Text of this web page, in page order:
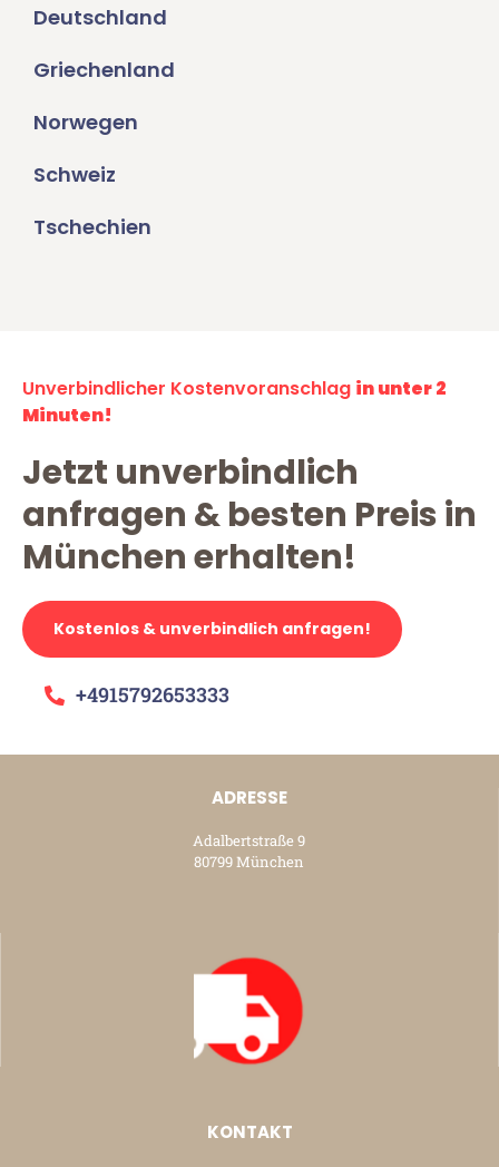
Deutschland
Griechenland
Norwegen
Schweiz
Tschechien
Unverbindlicher Kostenvoranschlag in unter 2
Minuten!
Jetzt unverbindlich
anfragen & besten Preis in
München erhalten!
Kostenlos & unverbindlich anfragen!
+4915792653333
ADRESSE
Adalbertstraße 9
80799 München
KONTAKT